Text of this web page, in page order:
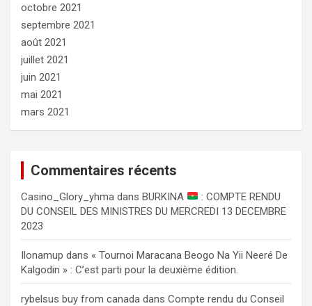
octobre 2021
septembre 2021
août 2021
juillet 2021
juin 2021
mai 2021
mars 2021
Commentaires récents
Сasino_Glory_yhma dans BURKINA
: COMPTE RENDU
DU CONSEIL DES MINISTRES DU MERCREDI 13 DECEMBRE
2023
Ilonamup dans « Tournoi Maracana Beogo Na Yii Neeré De
Kalgodin » : C’est parti pour la deuxième édition.
rybelsus buy from canada dans Compte rendu du Conseil